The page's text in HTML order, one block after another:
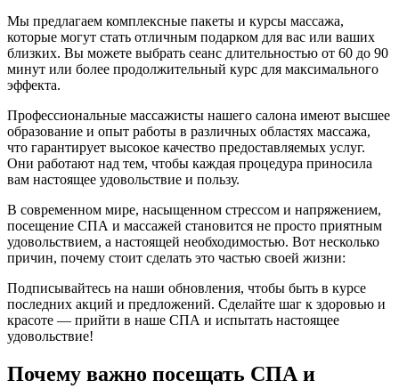
Мы предлагаем комплексные пакеты и курсы массажа,
которые могут стать отличным подарком для вас или ваших
близких. Вы можете выбрать сеанс длительностью от 60 до 90
минут или более продолжительный курс для максимального
эффекта.
Профессиональные массажисты нашего салона имеют высшее
образование и опыт работы в различных областях массажа,
что гарантирует высокое качество предоставляемых услуг.
Они работают над тем, чтобы каждая процедура приносила
вам настоящее удовольствие и пользу.
В современном мире, насыщенном стрессом и напряжением,
посещение СПА и массажей становится не просто приятным
удовольствием, а настоящей необходимостью. Вот несколько
причин, почему стоит сделать это частью своей жизни:
Подписывайтесь на наши обновления, чтобы быть в курсе
последних акций и предложений. Сделайте шаг к здоровью и
красоте — прийти в наше СПА и испытать настоящее
удовольствие!
Почему важно посещать СПА и